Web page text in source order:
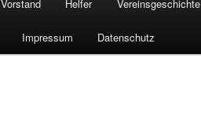
Vorstand Helfer Vereinsgeschichte
Impressum Datenschutz